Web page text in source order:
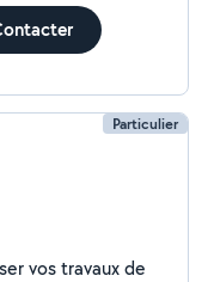
Particulier
vos travaux de